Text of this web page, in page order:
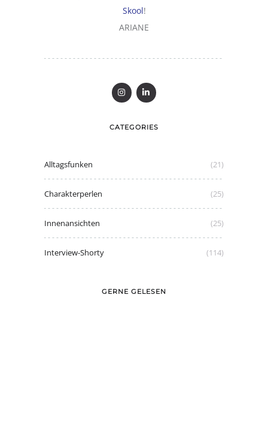
Skool!
ARIANE
CATEGORIES
Alltagsfunken (21)
Charakterperlen (25)
Innenansichten (25)
Interview-Shorty (114)
GERNE GELESEN